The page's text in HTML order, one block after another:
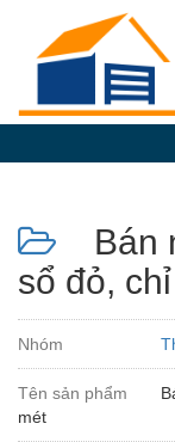
đàn
Giới
Tin
nhà
đất
videos
kiếm
Bán
sổ đỏ,
Nhóm
Tên sản phẩm
mét